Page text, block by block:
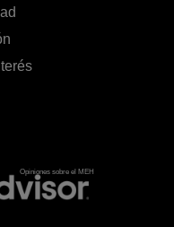
Opiniones sobre el MEH